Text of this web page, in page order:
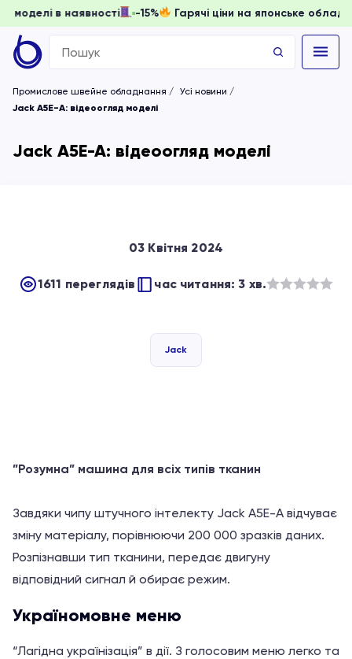
доки моделі в наявності -15% Гарячі ціни на японське
Search
for:
Промислове швейне обладнання
Усі новини
Jack A5E-A: відеоогляд моделі
Jack A5E-A: відеоогляд моделі
03 Квітня 2024
1611 переглядів час читання: 3 хв.
Jack
”Розумна” машина для всіх типів тканин
Завдяки чипу штучного інтелекту Jack A5E-A відчуває
зміну матеріалу, порівнюючи 200 000 зразків даних.
Розпізнавши тип тканини, передає двигуну
відповідний сигнал й обирає режим.
Україномовне меню
“Лагідна українізація” в дії. З голосовим меню легко та